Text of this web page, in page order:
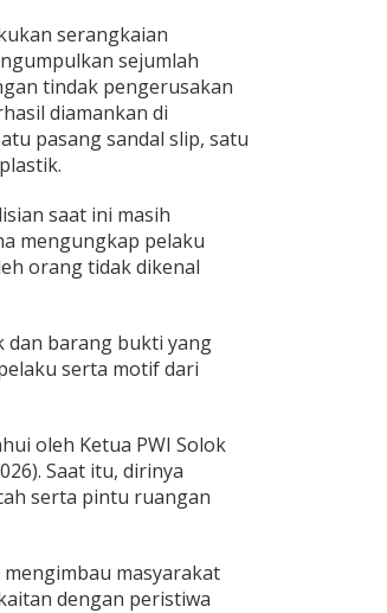
serangkaian
sejumlah
tindak pengerusakan
diamankan di
pasang sandal slip, satu
saat ini masih
mengungkap pelaku
orang tidak dikenal
dan barang bukti yang
serta motif dari
oleh Ketua PWI Solok
Saat itu, dirinya
serta pintu ruangan
masyarakat
dengan peristiwa